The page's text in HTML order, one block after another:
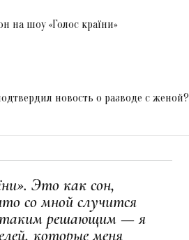
на шоу «Голос країни»
новость о разводе с женой?
Это как сон,
со мной случится
таким решающим — я
которые меня